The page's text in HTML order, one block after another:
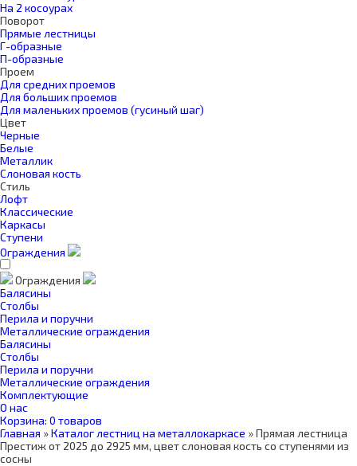
На 2 косоурах
Поворот
Прямые лестницы
Г-образные
П-образные
Проем
Для средних проемов
Для больших проемов
Для маленьких проемов (гусиный шаг)
Цвет
Черные
Белые
Металлик
Слоновая кость
Стиль
Лофт
Классические
Каркасы
Ступени
Ограждения
Ограждения
Балясины
Столбы
Перила и поручни
Металлические ограждения
Балясины
Столбы
Перила и поручни
Металлические ограждения
Комплектующие
О нас
Корзина: 0 товаров
Главная »Каталог лестниц на металлокаркасе »Прямая лестница
Престиж от 2025 до 2925 мм, цвет слоновая кость со ступенями из
сосны